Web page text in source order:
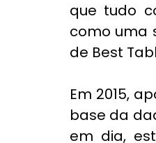
que tudo
como uma
de Best
Em 2015,
base da
em dia,